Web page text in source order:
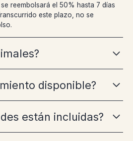
reembolsará el 50% hasta 7 días
este plazo, no se
disponible?
están incluidas?